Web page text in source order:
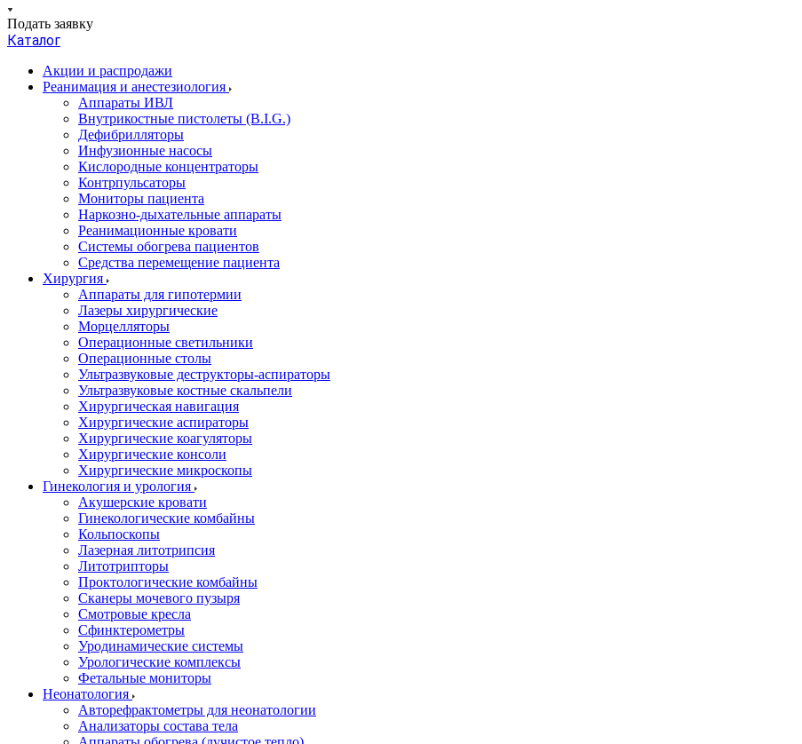
Подать заявку
Каталог
Акции и распродажи
Реанимация и анестезиология
Аппараты ИВЛ
Внутрикостные пистолеты (B.I.G.)
Дефибрилляторы
Инфузионные насосы
Кислородные концентраторы
Контрпульсаторы
Мониторы пациента
Наркозно-дыхательные аппараты
Реанимационные кровати
Системы обогрева пациентов
Средства перемещение пациента
Хирургия
Аппараты для гипотермии
Лазеры хирургические
Морцелляторы
Операционные светильники
Операционные столы
Ультразвуковые деструкторы-аспираторы
Ультразвуковые костные скальпели
Хирургическая навигация
Хирургические аспираторы
Хирургические коагуляторы
Хирургические консоли
Хирургические микроскопы
Гинекология и урология
Акушерские кровати
Гинекологические комбайны
Кольпоскопы
Лазерная литотрипсия
Литотрипторы
Проктологические комбайны
Сканеры мочевого пузыря
Смотровые кресла
Сфинктерометры
Уродинамические системы
Урологические комплексы
Фетальные мониторы
Неонатология
Авторефрактометры для неонатологии
Анализаторы состава тела